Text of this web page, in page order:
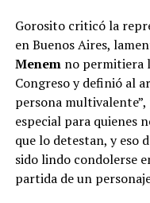
Gorosito criticó la
en Buenos Aires,
Menemno permitiera
Congreso y definió al
persona
especial para quienes
que lo detestan, y eso
sido lindo condolerse
partida de un